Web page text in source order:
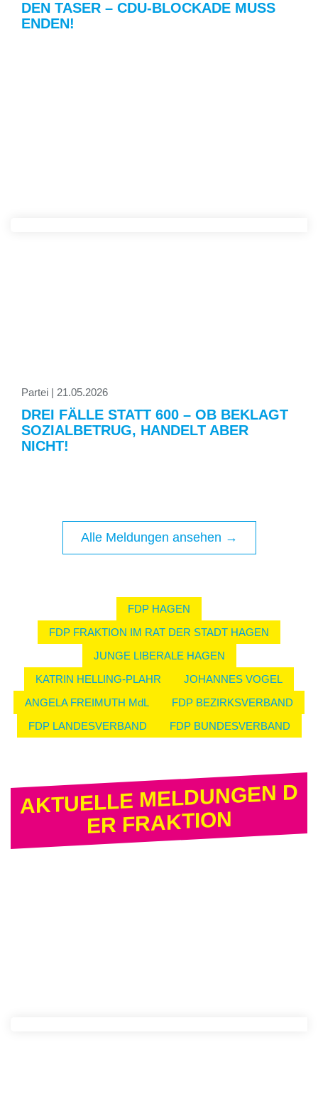
DEN TASER – CDU-BLOCKADE MUSS
ENDEN!
Partei | 21.05.2026
DREI FÄLLE STATT 600 – OB BEKLAGT
SOZIALBETRUG, HANDELT ABER
NICHT!
Alle Meldungen ansehen →
FDP HAGEN
FDP FRAKTION IM RAT DER STADT HAGEN
JUNGE LIBERALE HAGEN
KATRIN HELLING-PLAHR
JOHANNES VOGEL
ANGELA FREIMUTH MdL
FDP BEZIRKSVERBAND
FDP LANDESVERBAND
FDP BUNDESVERBAND
AKTUELLE MELDUNGEN D
ER FRAKTION